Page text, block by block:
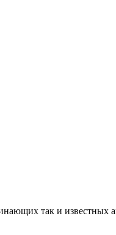
так и известных